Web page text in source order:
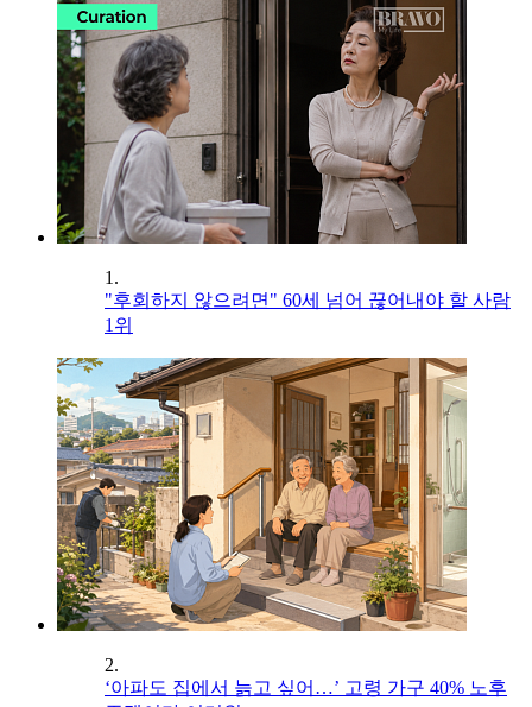
1.
"후회하지 않으려면" 60세 넘어 끊어내야 할 사람
1위
2.
‘아파도 집에서 늙고 싶어…’ 고령 가구 40% 노후